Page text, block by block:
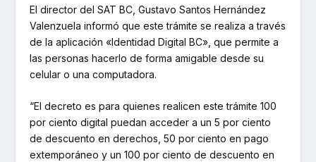
El director del SAT BC, Gustavo Santos Hernández
Valenzuela informó que este trámite se realiza a través
de la aplicación «Identidad Digital BC», que permite a
las personas hacerlo de forma amigable desde su
celular o una computadora.
“El decreto es para quienes realicen este trámite 100
por ciento digital puedan acceder a un 5 por ciento
de descuento en derechos, 50 por ciento en pago
extemporáneo y un 100 por ciento de descuento en